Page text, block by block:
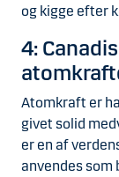
og kigge efter
4:
Atomkraft er
givet solid
er en af
anvendes